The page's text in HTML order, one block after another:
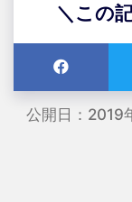
＼この
公開日：2019